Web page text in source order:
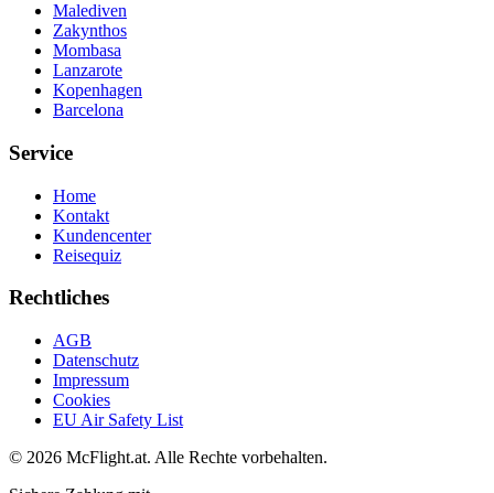
Malediven
Zakynthos
Mombasa
Lanzarote
Kopenhagen
Barcelona
Service
Home
Kontakt
Kundencenter
Reisequiz
Rechtliches
AGB
Datenschutz
Impressum
Cookies
EU Air Safety List
© 2026 McFlight.at. Alle Rechte vorbehalten.